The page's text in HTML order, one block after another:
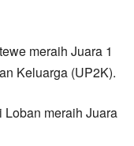
meraih Juara 1
Keluarga (UP2K).
meraih Juara